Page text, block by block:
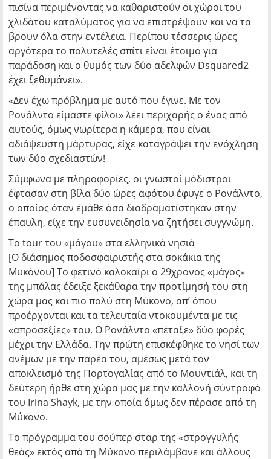
πισίνα περιμένοντας να καθαριστούν οι χώροι του
χλιδάτου καταλύματος για να επιστρέψουν και να τα
βρουν όλα στην εντέλεια. Περίπου τέσσερις ώρες
αργότερα το πολυτελές σπίτι είναι έτοιμο για
παράδοση και ο θυμός των δύο αδελφών Dsquared2
έχει ξεθυμάνει».
«Δεν έχω πρόβλημα με αυτό που έγινε. Με τον
Ρονάλντο είμαστε φίλοι» λέει περιχαρής ο ένας από
αυτούς, όμως νωρίτερα η κάμερα, που είναι
αδιάψευστη μάρτυρας, είχε καταγράψει την ενόχληση
των δύο σχεδιαστών!
Σύμφωνα με πληροφορίες, οι γνωστοί μόδιστροι
έφτασαν στη βίλα δύο ώρες αφότου έφυγε ο Ρονάλντο,
ο οποίος όταν έμαθε όσα διαδραματίστηκαν στην
έπαυλη, είχε την ευσυνειδησία να ζητήσει συγγνώμη.
Το tour του «μάγου» στα ελληνικά νησιά
[Ο διάσημος ποδοσφαιριστής στα σοκάκια της
Μυκόνου] Το φετινό καλοκαίρι ο 29χρονος «μάγος»
της μπάλας έδειξε ξεκάθαρα την προτίμησή του στη
χώρα μας και πιο πολύ στη Μύκονο, απ’ όπου
προέρχονται και τα τελευταία ντοκουμέντα με τις
«απροσεξίες» του. Ο Ρονάλντο «πέταξε» δύο φορές
μέχρι την Ελλάδα. Την πρώτη επισκέφθηκε το νησί των
ανέμων με την παρέα του, αμέσως μετά τον
αποκλεισμό της Πορτογαλίας από το Μουντιάλ, και τη
δεύτερη ήρθε στη χώρα μας με την καλλονή σύντροφό
του Irina Shayk, με την οποία όμως δεν πέρασε από τη
Μύκονο.
Το πρόγραμμα του σούπερ σταρ της «στρογγυλής
θεάς» εκτός από τη Μύκονο περιλάμβανε και άλλους